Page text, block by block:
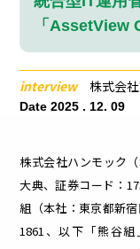
情
報
漏
洩
対
医療
「AssetView
interview株式会
Date 2025 . 12. 09
株式会社ハンモック
大典、証券コード：
組（本社：東京都新
1861、以下「熊谷